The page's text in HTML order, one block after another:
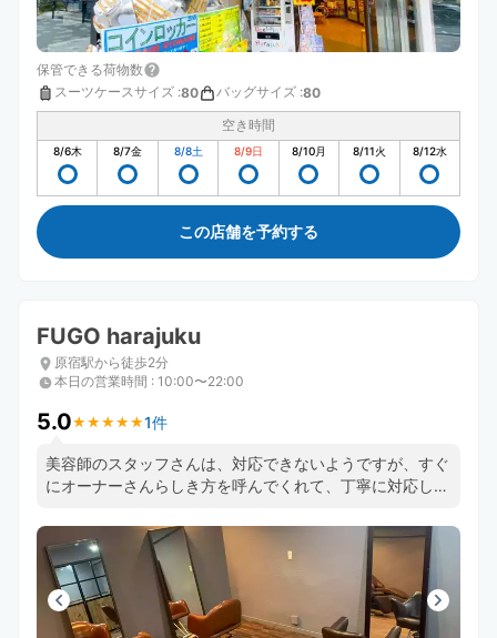
保管できる荷物数
スーツケースサイズ :80 バッグサイズ :80
空き時間
8/6木 8/7金 8/8土 8/9日 8/10月 8/11火 8/12水
この店舗を予約する
FUGO harajuku
原宿駅から徒歩2分
本日の営業時間 : 10:00〜22:00
5.0★ ★ ★ ★ ★
★ ★ ★ ★ ★1件
美容師のスタッフさんは、対応できないようですが、すぐ
にオーナーさんらしき方を呼んでくれて、丁寧に対応して
が、それも荷物受け取りの際に教えてくれました。駅近で
最高だと思います。